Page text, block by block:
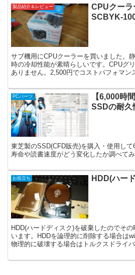
製品紹介＆レビュー
CPUクーラ
SCBYK-
サブ機用にCPUクーラーを買いました。
時の冷却性能が素晴らしいです。CPUグ
ありません。2,500円でコストパフォマン
PCパーツ
【6,000時
SSDの耐久
東芝製のSSD(CFD販売)を購入・使用して
寿命や読書速度がどう変化したか調べてみ
お役立ち HDD(ハー
HDD(ハードディスク)を破棄したのでそ
います。HDDを論理的に削除する場合は
物理的に破壊する場合はトルクスドライ